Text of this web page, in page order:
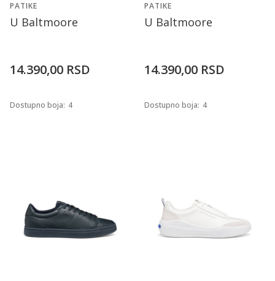
PATIKE
U Baltmoore
14.390,00 RSD
Dostupno boja: 4
PATIKE
U Baltmoore
14.390,00 RSD
Dostupno boja: 4